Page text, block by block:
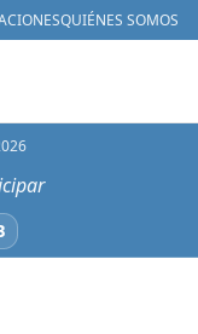
QUIÉNES SOMOS